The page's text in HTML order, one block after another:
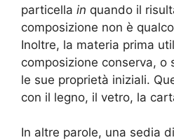
particella in quando il
composizione non è
Inoltre, la materia prima
composizione conserva, o
le sue proprietà iniziali.
con il legno, il vetro, la
In altre parole, una sedia